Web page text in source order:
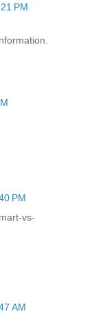
PM
PM
vs-
AM